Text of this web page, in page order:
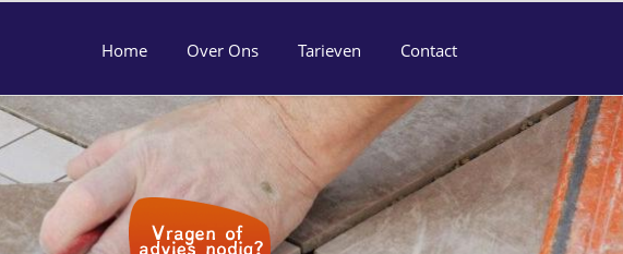
Home Over Ons Tarieven Contact